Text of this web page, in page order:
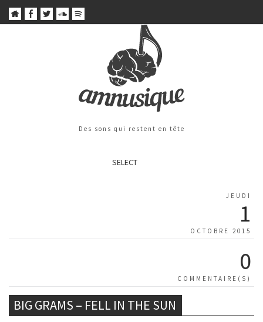
Des sons qui restent en tête
SELECT
JEUDI
1
OCTOBRE 2015
0
COMMENTAIRE(S)
BIG GRAMS – FELL IN THE SUN